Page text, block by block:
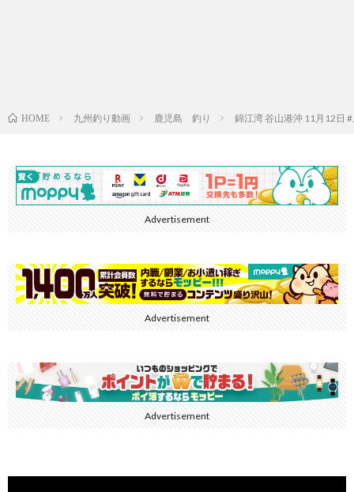
HOME 九州釣り動画 鹿児島 釣り 錦江湾 谷山港沖 11月12日
Advertisement
Advertisement
Advertisement